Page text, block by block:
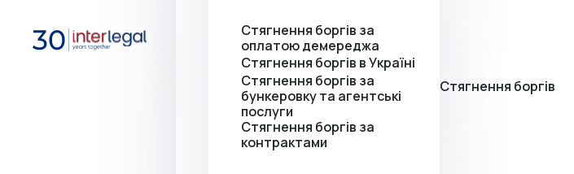
Стягнення боргів
Стягнення боргів за
оплатою демереджа
Стягнення боргів в Україні
Стягнення боргів за
бункеровку та агентські
послуги
Стягнення боргів за
контрактами